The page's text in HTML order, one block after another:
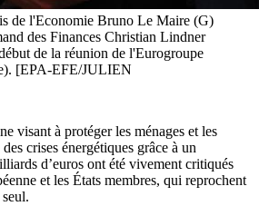
de l'Economie Bruno Le Maire (G)
des Finances Christian Lindner
de la réunion de l'Eurogroupe
[EPA-EFE/JULIEN
visant à protéger les ménages et les
crises énergétiques grâce à un
d’euros ont été vivement critiqués
et les États membres, qui reprochent